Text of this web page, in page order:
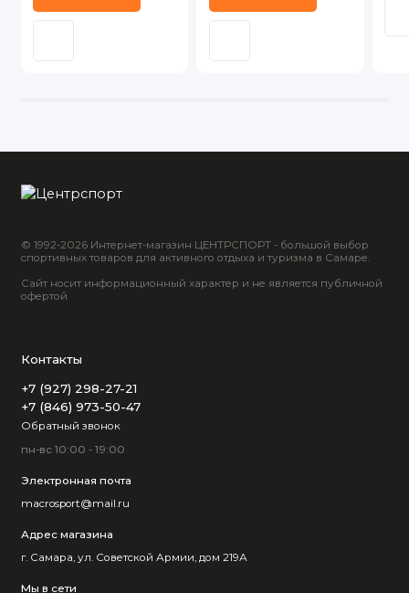
© 1992-2026 Интернет-магазин ЦЕНТРСПОРТ - большой выбор
спортивных товаров для активного отдыха и туризма в Самаре.
Сайт носит информационный характер и не является публичной
офертой
Контакты
+7 (927) 298-27-21
+7 (846) 973-50-47
Обратный звонок
пн-вс 10:00 - 19:00
Электронная почта
macrosport@mail.ru
Адрес магазина
г. Самара, ул. Советской Армии, дом 219А
Мы в сети